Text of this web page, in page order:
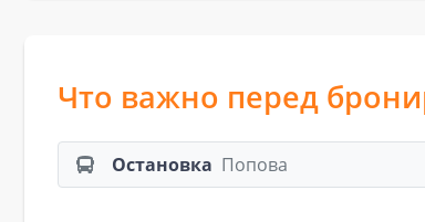
Что важно перед
Остановка Попова